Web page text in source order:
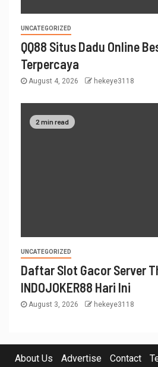
UNCATEGORIZED
QQ88 Situs Dadu Online
Terpercaya
August 4, 2026 hekeye3118
2 min read
UNCATEGORIZED
Daftar Slot Gacor Server
INDOJOKER88 Hari Ini
August 3, 2026 hekeye3118
About Us Advertise Contact